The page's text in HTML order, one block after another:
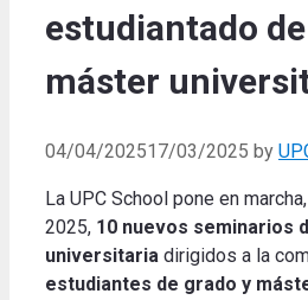
estudiantado
máster
04/04/202517/03/2025 by
La UPC School pone en
2025, 10 nuevos seminarios
universitaria dirigidos a la
estudiantes de grado y